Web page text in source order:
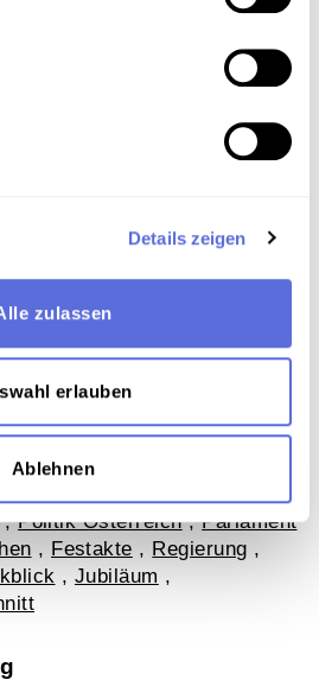
Details zeigen
zulassen
erlauben
Ablehnen
digitalen Sammlung
Politik Österreich,Parlament
, Festakte , Regierung ,
, Jubiläum ,